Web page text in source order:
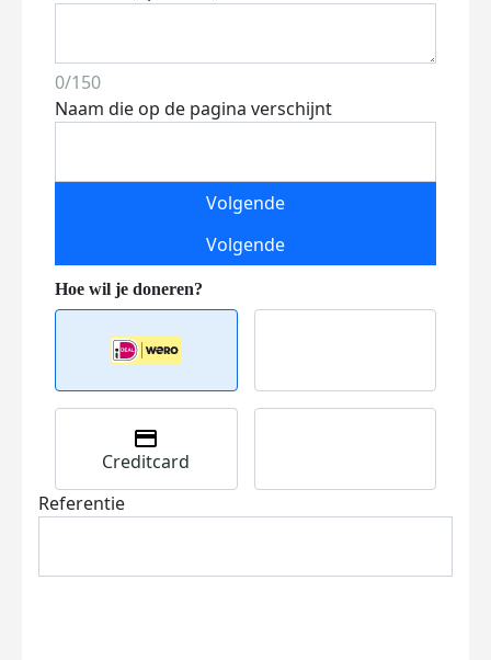
0/150
Naam die op de pagina verschijnt
Volgende
Volgende
Creditcard
Referentie